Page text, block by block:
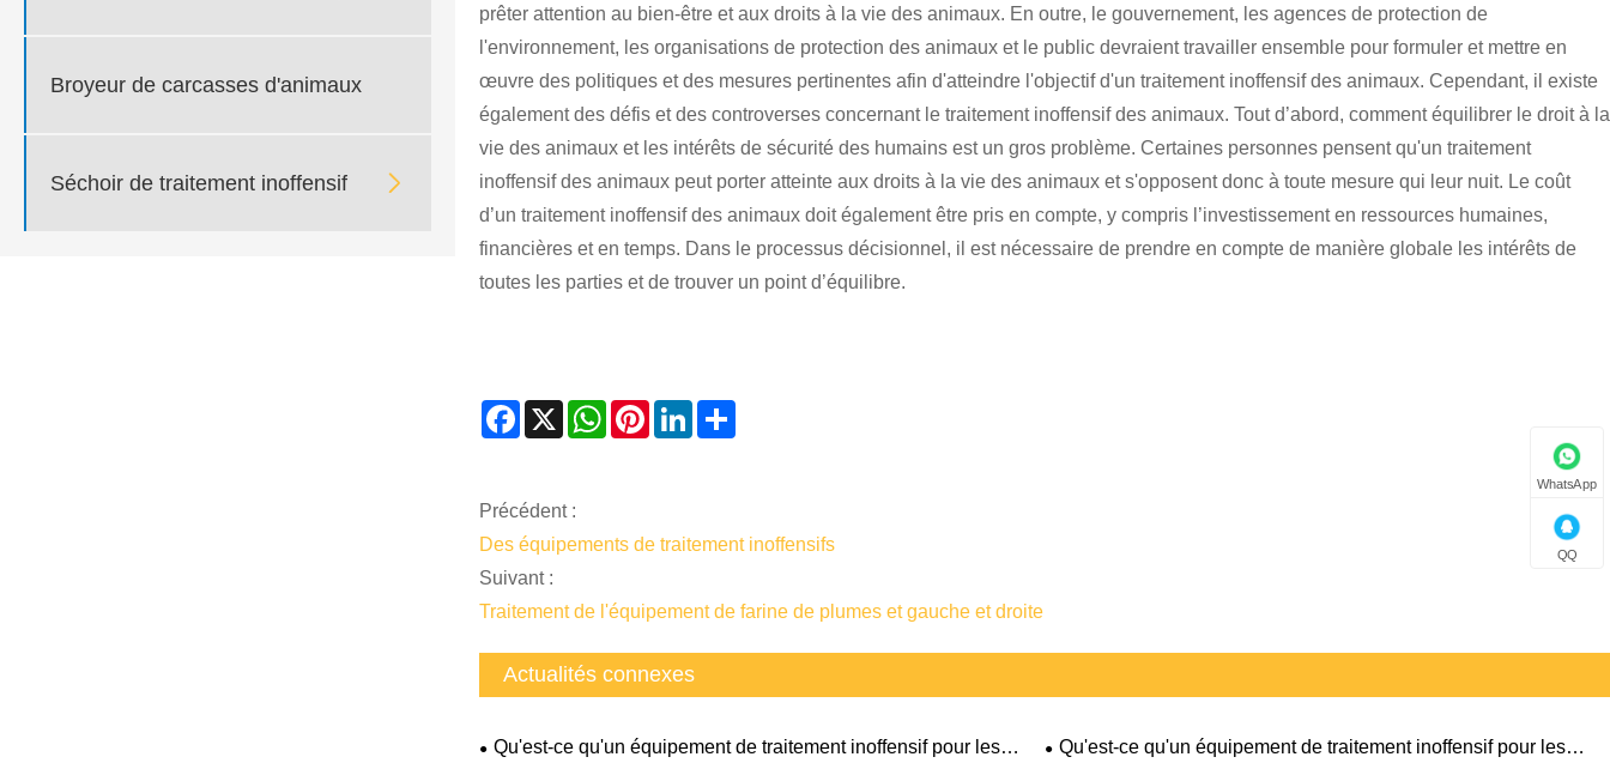
Broyeur de carcasses d'animaux
Séchoir de traitement inoffensif 
prêter attention au bien-être et aux droits à la vie des animaux. En outre, le gouvernement, les agences de protection de
l'environnement, les organisations de protection des animaux et le public devraient travailler ensemble pour formuler et mettre en
œuvre des politiques et des mesures pertinentes afin d'atteindre l'objectif d'un traitement inoffensif des animaux. Cependant, il existe
également des défis et des controverses concernant le traitement inoffensif des animaux. Tout d’abord, comment équilibrer le droit à la
vie des animaux et les intérêts de sécurité des humains est un gros problème. Certaines personnes pensent qu'un traitement
inoffensif des animaux peut porter atteinte aux droits à la vie des animaux et s'opposent donc à toute mesure qui leur nuit. Le coût
d’un traitement inoffensif des animaux doit également être pris en compte, y compris l’investissement en ressources humaines,
financières et en temps. Dans le processus décisionnel, il est nécessaire de prendre en compte de manière globale les intérêts de
toutes les parties et de trouver un point d’équilibre.
Facebook
X WhatsAppPinterestLinkedIn
Précédent :
Des équipements de traitement inoffensifs
Suivant :
Traitement de l'équipement de farine de plumes et gauche et droite
Actualités connexes
Qu'est-ce qu'un équipement de traitement inoffensif pour les
Qu'est-ce qu'un équipement de traitement inoffensif pour les
WhatsApp
QQ